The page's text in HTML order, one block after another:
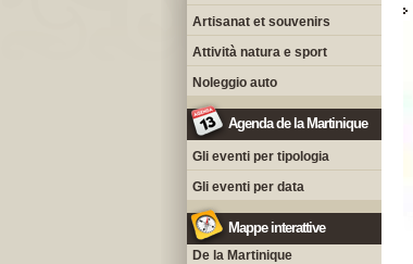
Artisanat et souvenirs
Attività natura e sport
Noleggio auto
Agenda de la Martinique
Gli eventi per tipologia
Gli eventi per data
Mappe interattive
De la Martinique